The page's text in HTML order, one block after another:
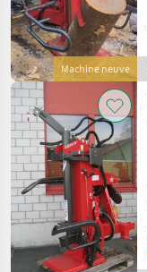
Machine neuve